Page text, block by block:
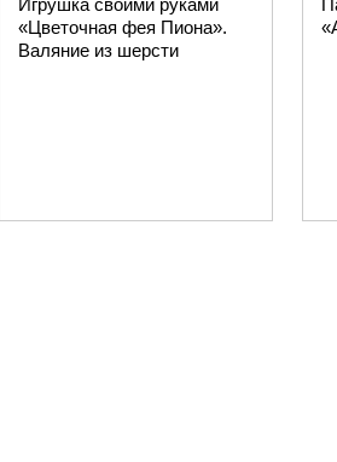
Игрушка своими руками
«Цветочная фея Пиона».
Валяние из шерсти